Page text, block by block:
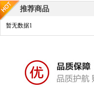
推荐商品
暂无数据1